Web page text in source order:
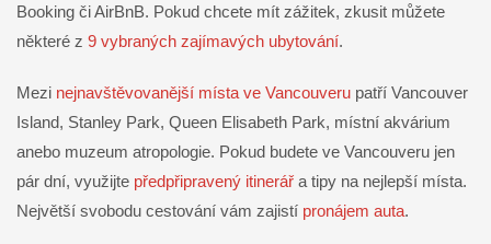
Booking či AirBnB. Pokud chcete mít zážitek, zkusit můžete
některé z 9 vybraných zajímavých ubytování.
Mezi nejnavštěvovanější místa ve Vancouveru patří Vancouver
Island, Stanley Park, Queen Elisabeth Park, místní akvárium
anebo muzeum atropologie. Pokud budete ve Vancouveru jen
pár dní, využijte předpřipravený itinerář a tipy na nejlepší místa.
Největší svobodu cestování vám zajistí pronájem auta.